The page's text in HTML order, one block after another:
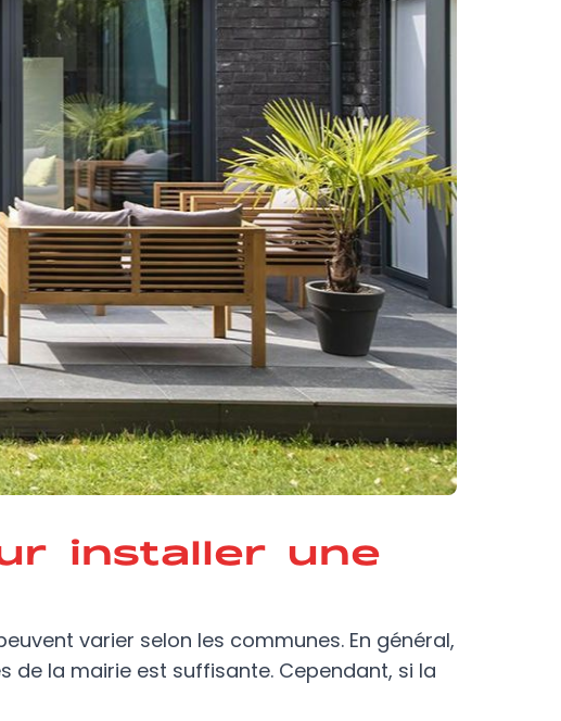
installer une
varier selon les communes. En général,
de la mairie est suffisante. Cependant, si la